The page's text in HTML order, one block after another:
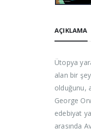
AÇIKLAMA
Ütopya
alan bir
olduğunu,
George
edebiyat
arasında